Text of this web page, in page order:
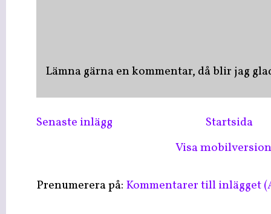
Lämna gärna en kommentar, då blir jag
Senaste inlägg
Startsida
Visa
Prenumerera på: Kommentarer till inlägget